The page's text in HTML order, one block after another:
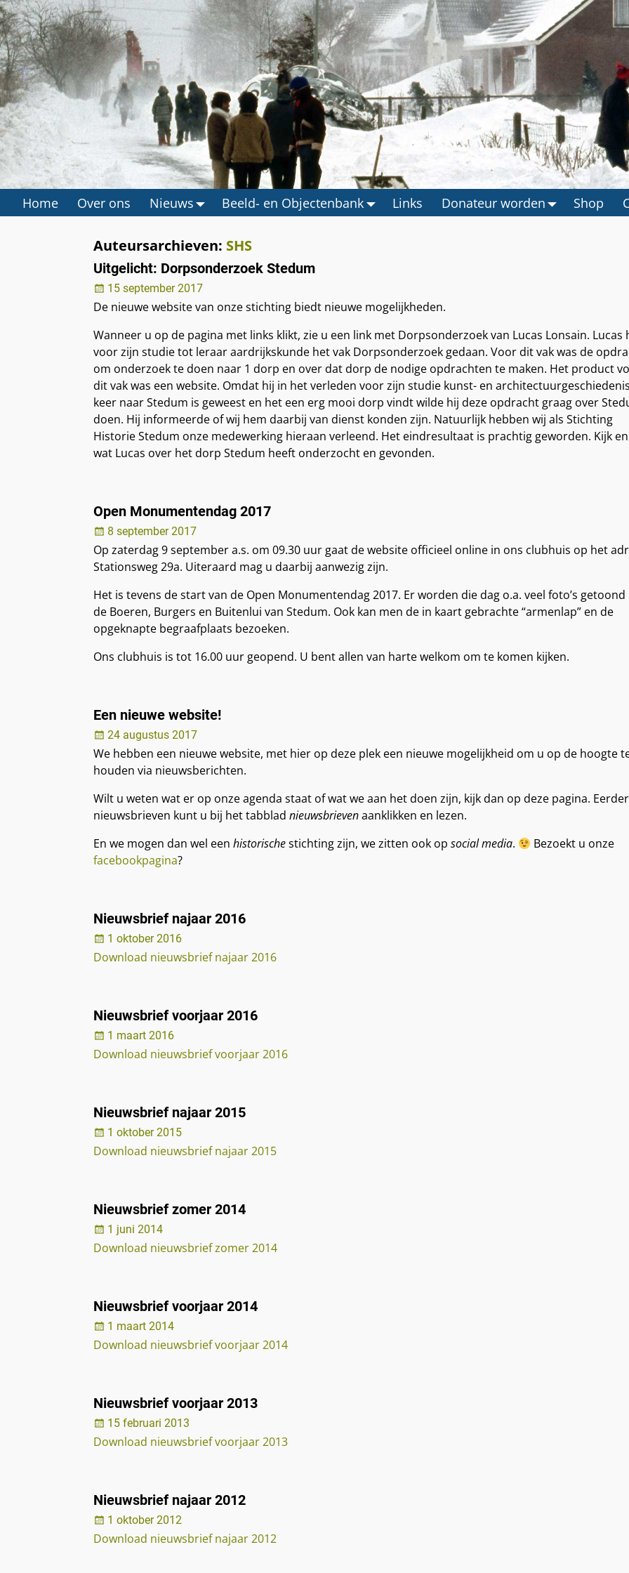
Home Over ons Nieuws Beeld- en Objectenbank Links Donateur worden Shop
Auteursarchieven: SHS
Uitgelicht: Dorpsonderzoek Stedum
15 september 2017
De nieuwe website van onze stichting biedt nieuwe mogelijkheden.
Wanneer u op de pagina met links klikt, zie u een link met Dorpsonderzoek van Lucas Lonsain. Lucas
voor zijn studie tot leraar aardrijkskunde het vak Dorpsonderzoek gedaan. Voor dit vak was de
om onderzoek te doen naar 1 dorp en over dat dorp de nodige opdrachten te maken. Het product
dit vak was een website. Omdat hij in het verleden voorzijn studie kunst- en
keer naar Stedum is geweest en het een erg mooi dorp vindt wilde hij deze opdracht graag over
doen. Hij informeerde of wij hem daarbij van dienst konden zijn. Natuurlijk hebben wij als Stichting
Historie Stedum onze medewerking hieraan verleend. Het eindresultaat is prachtig geworden. Kijk
wat Lucas over het dorp Stedum heeft onderzocht en gevonden.
Open Monumentendag 2017
8 september 2017
Op zaterdag 9 september a.s. om 09.30 uur gaat de website officieel online in ons clubhuis op het
Stationsweg 29a. Uiteraard mag u daarbij aanwezig zijn.
Het is tevens de start van de Open Monumentendag 2017. Er worden die dag o.a. veel foto’s
de Boeren, Burgers en Buitenlui van Stedum. Ook kan men de in kaart gebrachte “armenlap” en de
opgeknapte begraafplaats bezoeken.
Ons clubhuis is tot 16.00 uur geopend. U bent allen van harte welkom om te komen kijken.
Een nieuwe website!
24 augustus 2017
We hebben een nieuwe website, met hier op deze plek een nieuwe mogelijkheid om u op de hoogte
houden via nieuwsberichten.
Wilt u weten wat er op onze agenda staat of wat we aan het doen zijn, kijk dan op deze pagina.
nieuwsbrieven kunt u bij het tabblad nieuwsbrievenaanklikken en lezen.
En we mogen dan wel een historischestichting zijn, we zitten ook op social media.
Bezoekt u onze
facebookpagina?
Nieuwsbrief najaar 2016
1 oktober 2016
Download nieuwsbrief najaar 2016
Nieuwsbrief voorjaar 2016
1 maart 2016
Download nieuwsbrief voorjaar 2016
Nieuwsbrief najaar 2015
1 oktober 2015
Download nieuwsbrief najaar 2015
Nieuwsbrief zomer 2014
1 juni 2014
Download nieuwsbrief zomer 2014
Nieuwsbrief voorjaar 2014
1 maart 2014
Download nieuwsbrief voorjaar 2014
Nieuwsbrief voorjaar 2013
15 februari 2013
Download nieuwsbrief voorjaar 2013
Nieuwsbrief najaar 2012
1 oktober 2012
Download nieuwsbrief najaar 2012